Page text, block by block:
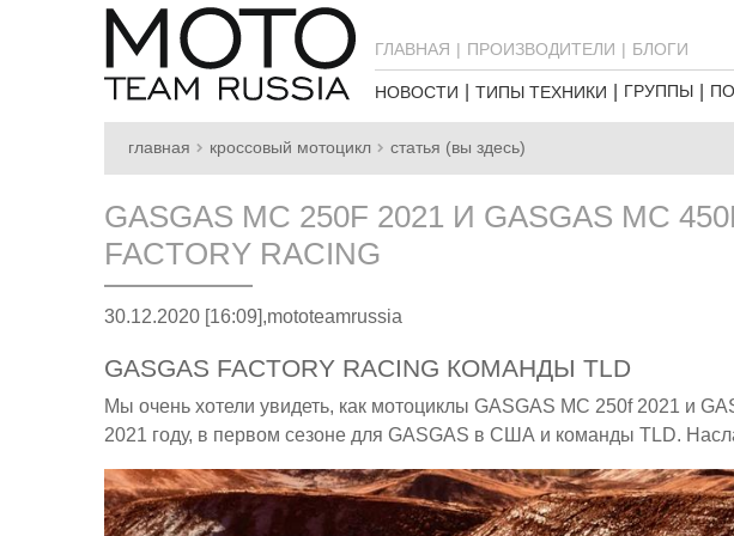
ГЛАВНАЯ ПРОИЗВОДИТЕЛИ БЛОГИ
НОВОСТИ ТИПЫ ТЕХНИКИ ГРУППЫ
главная кроссовый мотоцикл статья (вы здесь)
GASGAS MC 250F 2021 И GASGAS MC
FACTORY RACING
30.12.2020 [16:09],mototeamrussia
GASGAS FACTORY RACING КОМАНДЫ TLD
Мы очень хотели увидеть, как мотоциклы GASGAS MC 250f 2021 и
2021 году, в первом сезоне для GASGAS в США и команды TLD.